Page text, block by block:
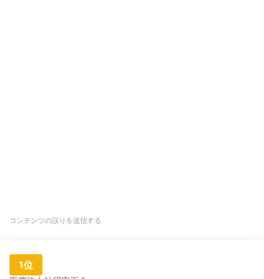
コンテンツの誤りを送信する
1位